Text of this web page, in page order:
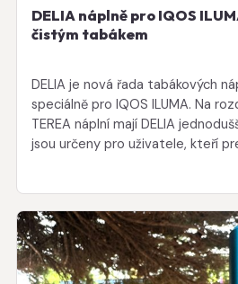
DELIA náplně pro IQOS
čistým tabákem
DELIA je nová řada tabákových
speciálně pro IQOS ILUMA. Na
TEREA náplní mají DELIA
jsou určeny pro uživatele, kteří